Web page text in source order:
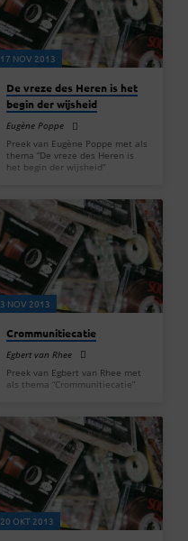
17 NOV 2013
De vreze des Heren is het
begin der wijsheid
Eugène Poppe
Preek van Eugène Poppe met als
thema “De vreze des Heren is
het begin der wijsheid”
3 NOV 2013
Crommunitiecatie
Egbert van Rhee
Preek van Egbert van Rhee met
als thema “Crommunitiecatie”
20 OKT 2013